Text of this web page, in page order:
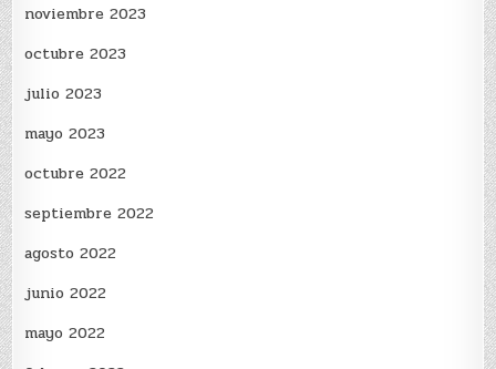
noviembre 2023
octubre 2023
julio 2023
mayo 2023
octubre 2022
septiembre 2022
agosto 2022
junio 2022
mayo 2022